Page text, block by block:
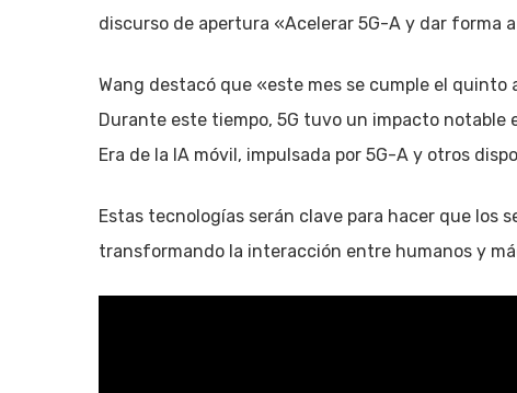
discurso de apertura «Acelerar 5G-A y dar forma
Wang destacó que «este mes se cumple el
Durante este tiempo, 5G tuvo un impacto
Era de la IA móvil, impulsada por 5G-A y otros
Estas tecnologías serán clave para hacer que los
transformando la interacción entre humanos y